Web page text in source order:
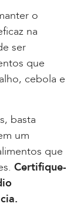
o
na
ser
que
cebola e
basta
um
que
Certifique-